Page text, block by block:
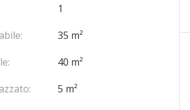
1
35 m²
40 m²
5 m²